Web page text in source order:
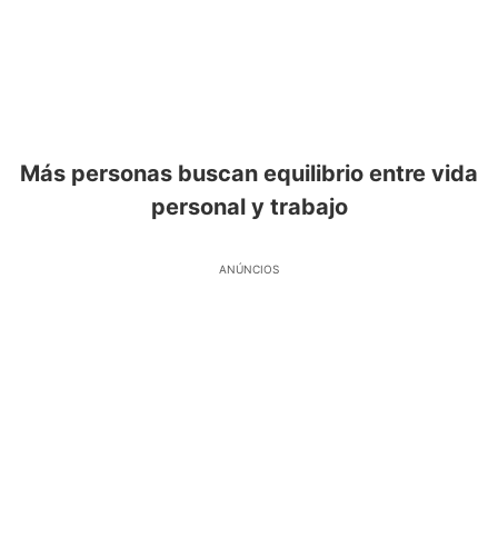
Más personas buscan equilibrio entre vida
personal y trabajo
ANÚNCIOS